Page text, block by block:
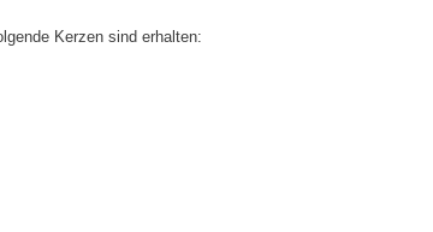
Kerzen sind erhalten: